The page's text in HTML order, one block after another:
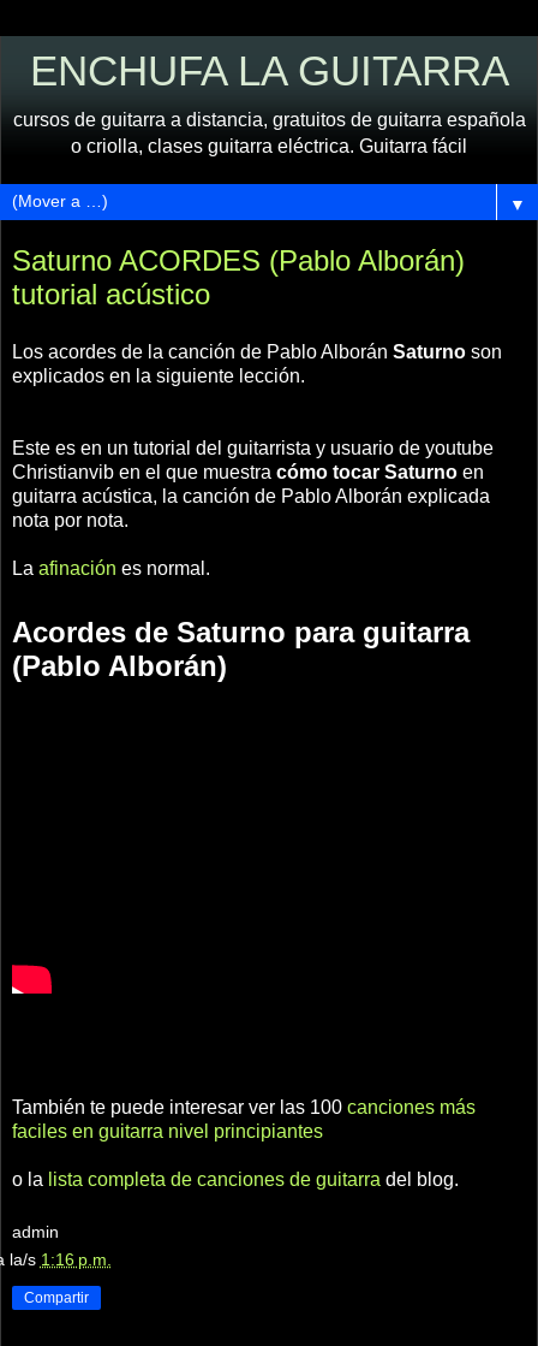
ENCHUFA LA GUITARRA
cursos de guitarra a distancia, gratuitos de guitarra española
o criolla, clases guitarra eléctrica. Guitarra fácil
▼
Saturno ACORDES (Pablo Alborán)
tutorial acústico
Los acordes de la canción de Pablo Alborán Saturno son
explicados en la siguiente lección.
Este es en un tutorial del guitarrista y usuario de youtube
Christianvib en el que muestra cómo tocar Saturno en
guitarra acústica, la canción de Pablo Alborán explicada
nota por nota.
La afinación es normal.
Acordes de Saturno para guitarra
(Pablo Alborán)
También te puede interesar ver las 100 canciones más
faciles en guitarra nivel principiantes
o la lista completa de canciones de guitarra del blog.
admin
la/s 1:16 p.m.
Compartir